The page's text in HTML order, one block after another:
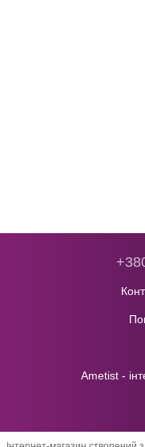
Ametist -